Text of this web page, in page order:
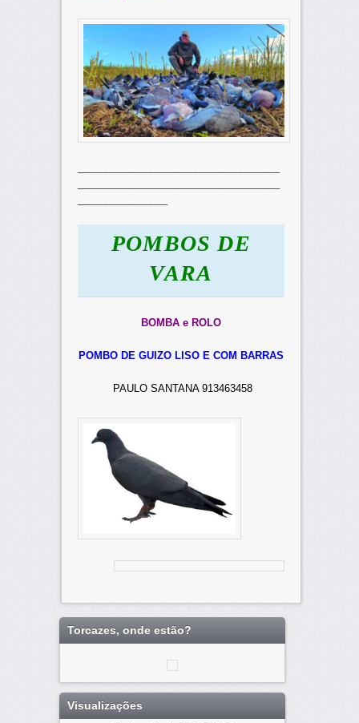
POMBOS DE
VARA
BOMBA e ROLO
POMBO DE GUIZO LISO E COM BARRAS
PAULO SANTANA 913463458
Torcazes, onde estão?
Visualizações